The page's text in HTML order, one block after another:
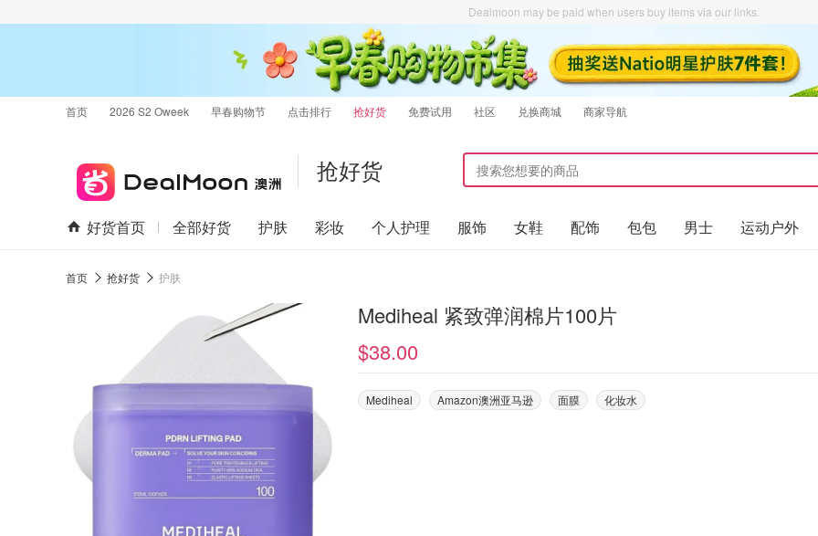
Dealmoon may be paid when users buy items via our links.
首页 2026 S2 Oweek 早春购物节 点击排行 抢好货 免费试用 社区 兑换商城 商家导航
抢好货
好货首页 全部好货 护肤 彩妆 个人护理 服饰 女鞋 配饰 包包 男士 运动户外
首页 抢好货 护肤
Mediheal 紧致弹润棉片100片
$38.00
Mediheal Amazon澳洲亚马逊 面膜 化妆水